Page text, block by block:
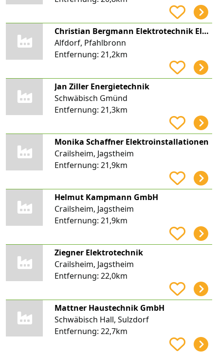
Christian Bergmann Elektrotechnik Elektroservice Bergmann
Alfdorf, Pfahlbronn
Entfernung: 21,2km
Jan Ziller Energietechnik
Schwäbisch Gmünd
Entfernung: 21,3km
Monika Schaffner Elektroinstallationen
Crailsheim, Jagstheim
Entfernung: 21,9km
Helmut Kampmann GmbH
Crailsheim, Jagstheim
Entfernung: 21,9km
Ziegner Elektrotechnik
Crailsheim, Jagstheim
Entfernung: 22,0km
Mattner Haustechnik GmbH
Schwäbisch Hall, Sulzdorf
Entfernung: 22,7km